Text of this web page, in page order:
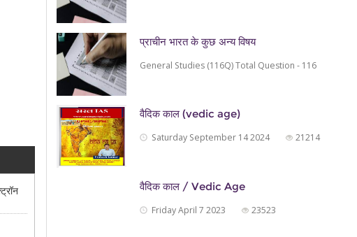
प्राचीन भारत के कुछ अन्य विषय
General Studies (116Q) Total Question - 116
वैदिक काल (vedic age)
Saturday September 14 2024 21214
वैदिक काल / Vedic Age
Friday April 7 2023 23523